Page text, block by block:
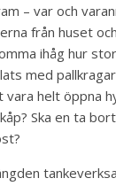
– var och
från huset
ihåg hur
med
vara helt öppna
Ska en ta